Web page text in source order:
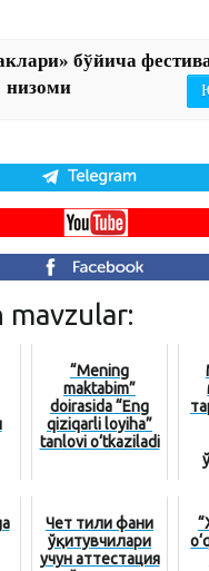
бўйича
низоми
mavzular:
“Mening
maktabim”
doirasida “Eng
qiziqarli loyiha”
tanlovi o‘tkaziladi
Чет тили фани
ўқитувчилари
учун аттестация